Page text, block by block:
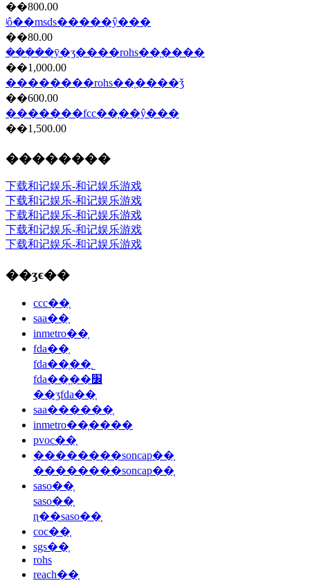
��800.00
ʲô��msds�����ŷ���
��80.00
���ܼ��ȳ�ʒ����rohs��֤����
��1,000.00
��������rohs��֤����ǯ
��600.00
�������fcc��֤��ŷ���
��1,500.00
��������
下载和记娱乐-和记娱乐游戏
下载和记娱乐-和记娱乐游戏
下载和记娱乐-和记娱乐游戏
下载和记娱乐-和记娱乐游戏
下载和记娱乐-和记娱乐游戏
��ʒϵ��
ccc��֤
saa��֤
inmetro��֤
fda��֤
fda��֤��˾
fda��֤��׼
��ʒfda��֤
saa������֤
inmetro��֤����
pvoc��֤
��������soncap��֤
��������soncap��֤
saso��֤
saso��֤
ɳ��saso��֤
coc��֤
sgs��֤
rohs
reach��֤